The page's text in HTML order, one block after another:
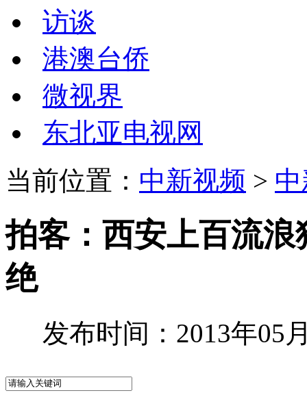
访谈
港澳台侨
微视界
东北亚电视网
当前位置： 中新视频 >
拍客：西安上百流
绝
发布时间：2013年05